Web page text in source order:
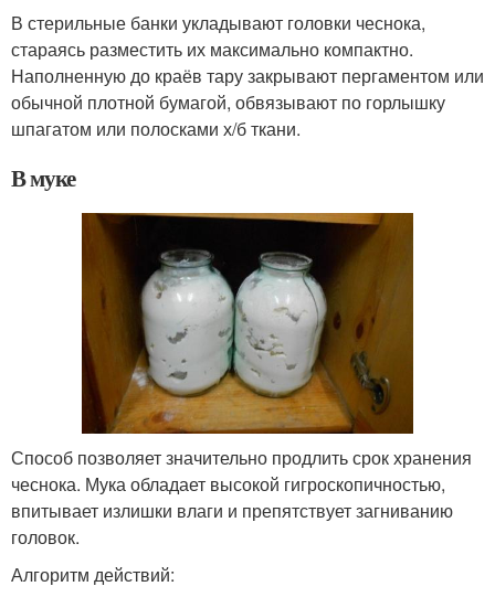
В стерильные банки укладывают головки чеснока,
стараясь разместить их максимально компактно.
Наполненную до краёв тару закрывают пергаментом или
обычной плотной бумагой, обвязывают по горлышку
шпагатом или полосками х/б ткани.
В муке
Способ позволяет значительно продлить срок хранения
чеснока. Мука обладает высокой гигроскопичностью,
впитывает излишки влаги и препятствует загниванию
головок.
Алгоритм действий: